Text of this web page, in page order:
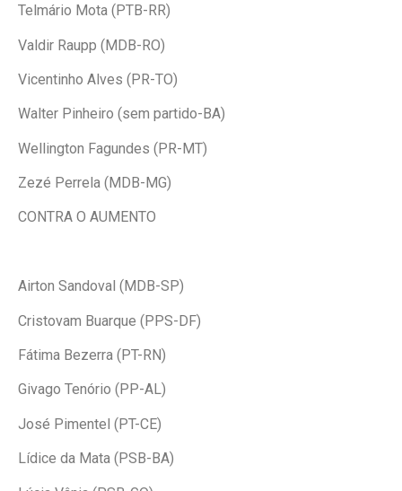
Telmário Mota (PTB-RR)
Valdir Raupp (MDB-RO)
Vicentinho Alves (PR-TO)
Walter Pinheiro (sem partido-BA)
Wellington Fagundes (PR-MT)
Zezé Perrela (MDB-MG)
CONTRA O AUMENTO
Airton Sandoval (MDB-SP)
Cristovam Buarque (PPS-DF)
Fátima Bezerra (PT-RN)
Givago Tenório (PP-AL)
José Pimentel (PT-CE)
Lídice da Mata (PSB-BA)